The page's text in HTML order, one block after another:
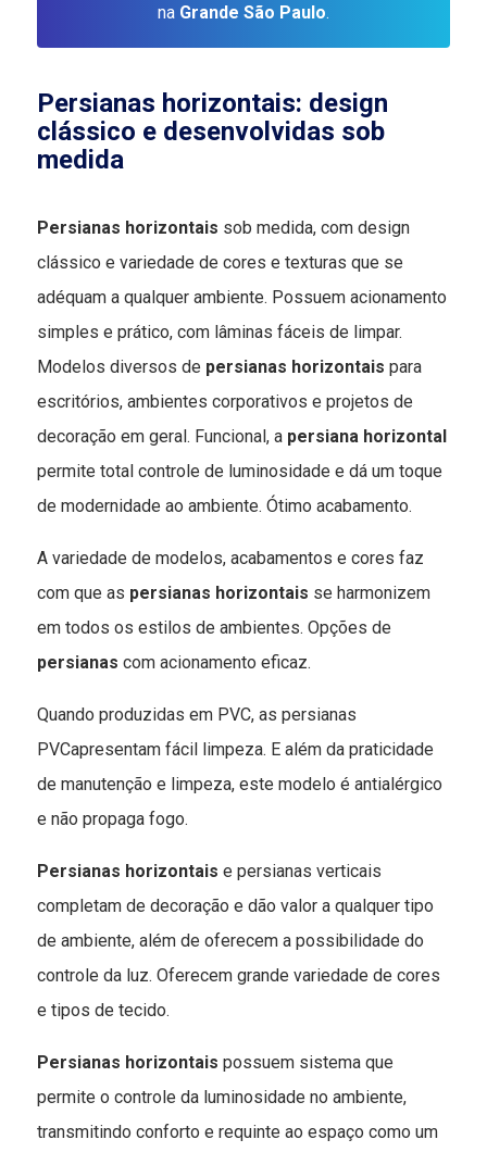
na Grande São Paulo.
Persianas horizontais: design
clássico e desenvolvidas sob
medida
Persianas horizontais sob medida, com design
clássico e variedade de cores e texturas que se
adéquam a qualquer ambiente. Possuem acionamento
simples e prático, com lâminas fáceis de limpar.
Modelos diversos de persianas horizontais para
escritórios, ambientes corporativos e projetos de
decoração em geral. Funcional, a persiana horizontal
permite total controle de luminosidade e dá um toque
de modernidade ao ambiente. Ótimo acabamento.
A variedade de modelos, acabamentos e cores faz
com que as persianas horizontais se harmonizem
em todos os estilos de ambientes. Opções de
persianascom acionamento eficaz.
Quando produzidas em PVC, as persianas
PVCapresentam fácil limpeza. E além da praticidade
de manutenção e limpeza, este modelo é antialérgico
e não propaga fogo.
Persianas horizontais e persianas verticais
completam de decoração e dão valor a qualquer tipo
de ambiente, além de oferecem a possibilidade do
controle da luz. Oferecem grande variedade de cores
e tipos de tecido.
Persianas horizontais possuem sistema que
permite o controle da luminosidade no ambiente,
transmitindo conforto e requinte ao espaço como um